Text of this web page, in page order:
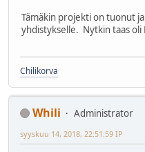
Tämäkin projekti on tuonut
yhdistykselle. Nytkin taas oli
Chilikorva
Whili
Administrator
syyskuu 14, 2018, 22:51:59 IP